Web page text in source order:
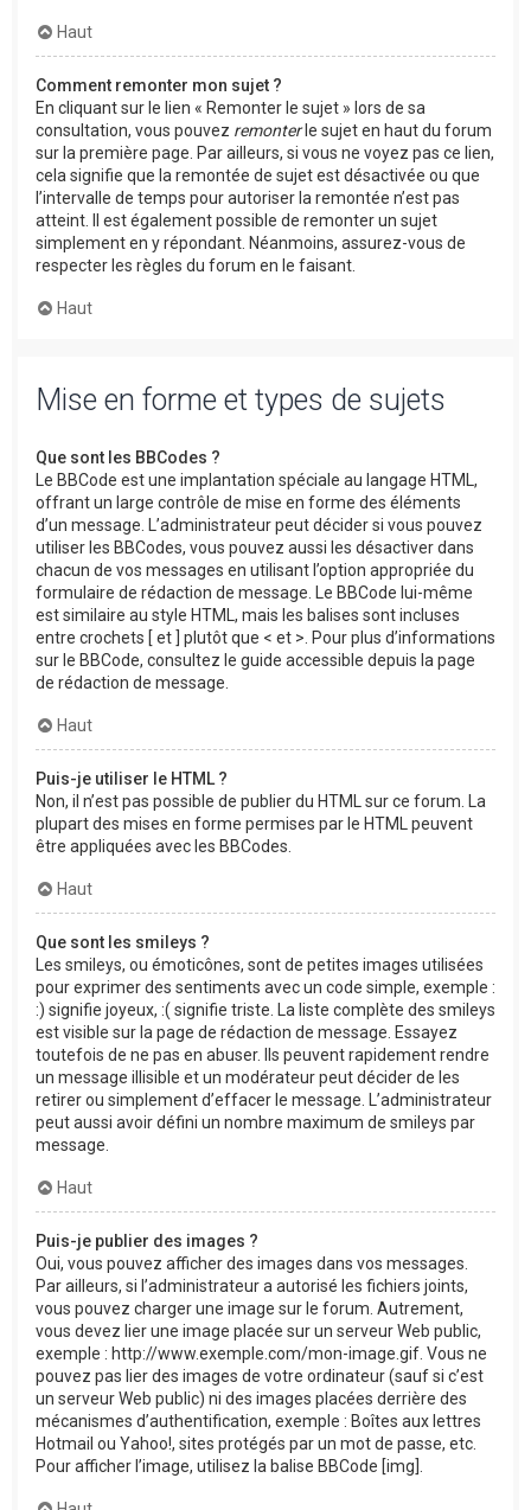
Haut
Comment remonter mon sujet ?
En cliquant sur le lien « Remonter le sujet » lors de sa
consultation, vous pouvez remonterle sujet en haut du forum
sur la première page. Par ailleurs, si vous ne voyez pas ce lien,
cela signifie que la remontée de sujet est désactivée ou que
l’intervalle de temps pour autoriser la remontée n’est pas
atteint. Il est également possible de remonter un sujet
simplement en y répondant. Néanmoins, assurez-vous de
respecter les règles du forum en le faisant.
Haut
Mise en forme et types de sujets
Que sont les BBCodes ?
Le BBCode est une implantation spéciale au langage HTML,
offrant un large contrôle de mise en forme des éléments
d’un message. L’administrateur peut décider si vous pouvez
utiliser les BBCodes, vous pouvez aussi les désactiver dans
chacun de vos messages en utilisant l’option appropriée du
formulaire de rédaction de message. Le BBCode lui-même
est similaire au style HTML, mais les balises sont incluses
entre crochets [ et ] plutôt que < et >. Pour plus d’informations
sur le BBCode, consultez le guide accessible depuis la page
de rédaction de message.
Haut
Puis-je utiliser le HTML ?
Non, il n’est pas possible de publier du HTML sur ce forum. La
plupart des mises en forme permises par le HTML peuvent
être appliquées avec les BBCodes.
Haut
Que sont les smileys ?
Les smileys, ou émoticônes, sont de petites images utilisées
pour exprimer des sentiments avec un code simple, exemple :
:) signifie joyeux, :( signifie triste. La liste complète des smileys
est visible sur la page de rédaction de message. Essayez
toutefois de ne pas en abuser. Ils peuvent rapidement rendre
un message illisible et un modérateur peut décider de les
retirer ou simplement d’effacer le message. L’administrateur
peut aussi avoir défini un nombre maximum de smileys par
message.
Haut
Puis-je publier des images ?
Oui, vous pouvez afficher des images dans vos messages.
Par ailleurs, si l’administrateur a autorisé les fichiers joints,
vous pouvez charger une image sur le forum. Autrement,
vous devez lier une image placée sur un serveur Web public,
exemple : http://www.exemple.com/mon-image.gif. Vous ne
pouvez pas lier des images de votre ordinateur (sauf si c’est
un serveur Web public) ni des images placées derrière des
mécanismes d’authentification, exemple : Boîtes aux lettres
Hotmail ou Yahoo!, sites protégés par un mot de passe, etc.
Pour afficher l’image, utilisez la balise BBCode [img].